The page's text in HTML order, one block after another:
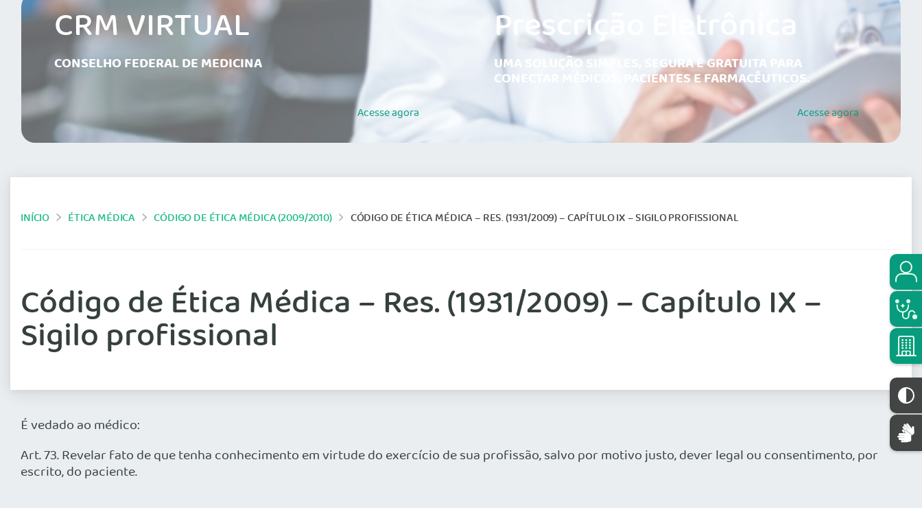
CRM VIRTUAL
CONSELHO FEDERAL DE MEDICINA
Acesseagora
Prescrição Eletrônica
UMA SOLUÇÃO SIMPLES, SEGURA E GRATUITA PARA
CONECTAR MÉDICOS, PACIENTES E FARMACÊUTICOS.
Acesseagora
INÍCIO ÉTICA MÉDICA CÓDIGO DE ÉTICA MÉDICA (2009/2010) CÓDIGO DE ÉTICA MÉDICA – RES. (1931/2009) – CAPÍTULO IX – SIGILO PROFISSIONAL
Código de Ética Médica – Res. (1931/2009) – Capítulo IX –
Sigilo profissional
É vedado ao médico:
Art. 73. Revelar fato de que tenha conhecimento em virtude do exercício de sua profissão, salvo por motivo justo, dever legal ou consentimento, por
escrito, do paciente.